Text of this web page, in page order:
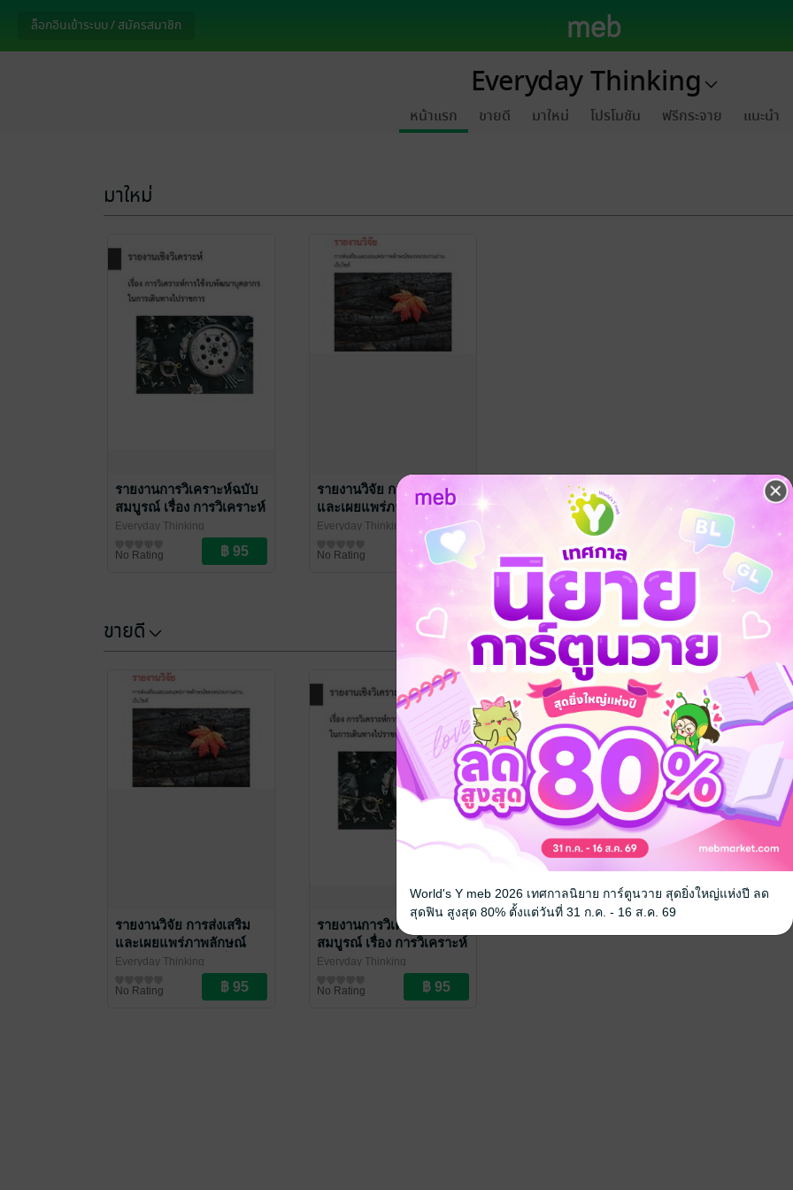
ล็อกอินเข้าระบบ / สมัครสมาชิก
Everyday Thinking
หน้าแรก ขายดี มาใหม่ โปรโมชัน ฟรีกระจาย แนะนำ
มาใหม่
รายงานการวิเคราะห์ฉบับ
สมบูรณ์ เรื่อง การวิเคราะห์
การใช้งบพัฒนาบุคลากรใน
การเดินทางไปราชการ
Everyday Thinking
No Rating
รายงานวิจัย การส่งเสริม
และเผยแพร่ภาพลักษณ์
ของหน่วยงานผ่านเว็บไซต์
Everyday Thinking
No Rating
ขายดี
รายงานวิจัย การส่งเสริม
และเผยแพร่ภาพลักษณ์
ของหน่วยงานผ่านเว็บไซต์
Everyday Thinking
No Rating
รายงานการวิเคราะห์ฉบับ
สมบูรณ์ เรื่อง การวิเคราะห์
การใช้งบพัฒนาบุคลากรใน
การเดินทางไปราชการ
Everyday Thinking
No Rating
World's Y meb 2026 เทศกาลนิยาย การ์ตูนวาย สุดยิ่งใหญ่แห่งปี ลด
สุดฟิน สูงสุด 80% ตั้งแต่วันที่ 31 ก.ค. - 16 ส.ค. 69